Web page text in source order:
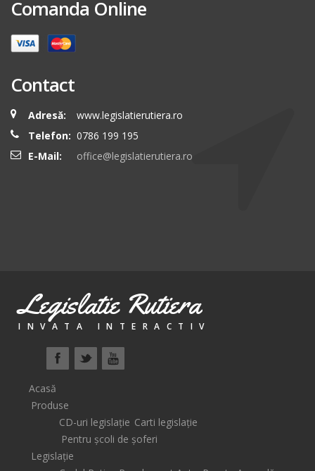
Comanda Online
Contact
Adresă:
www.legislatierutiera.ro
Telefon: 0786 199 195
E-Mail:
office@legislatierutiera.ro
Legislatie Rutiera
INVATA INTERACTIV
Acasă
Produse
CD-uri legislație Carti legislație
Pentru școli de șoferi
Legislație